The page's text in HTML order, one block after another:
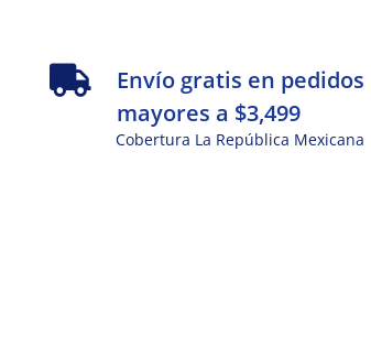
Envío gratis en pedidos
mayores a $3,499
Cobertura La República Mexicana